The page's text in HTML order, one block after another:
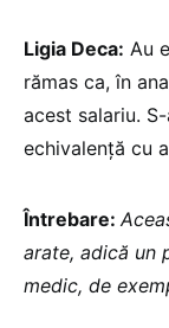
Ligia Deca: Au
rămas ca, în
acest salariu.
echivalență cu
Întrebare:
arate, adică un
medic, de